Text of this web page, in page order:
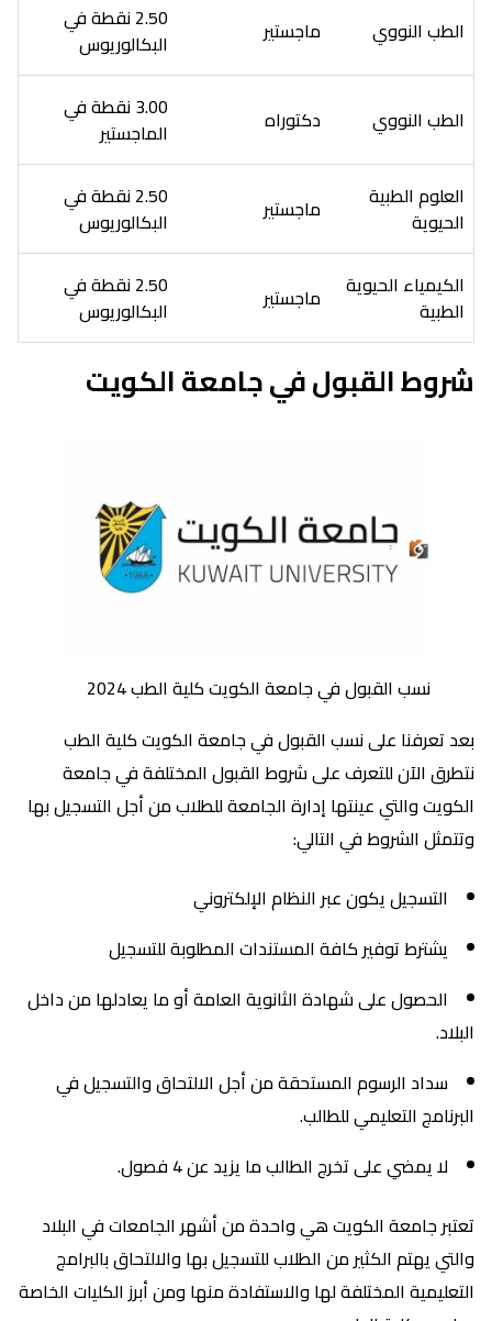
الطب النووي ماجستير
2.50 نقطة في
البكالوريوس
الطب النووي دكتوراه
3.00 نقطة في
الماجستير
العلوم الطبية
الحيوية
ماجستير
2.50 نقطة في
البكالوريوس
الكيمياء الحيوية
الطبية
ماجستير
2.50 نقطة في
البكالوريوس
شروط القبول في جامعة الكويت
نسب القبول في جامعة الكويت كلية الطب 2024
بعد تعرفنا على نسب القبول في جامعة الكويت كلية الطب
نتطرق الآن للتعرف على شروط القبول المختلفة في جامعة
الكويت والتي عينتها إدارة الجامعة للطلاب من أجل التسجيل بها
وتتمثل الشروط في التالي:
التسجيل يكون عبر النظام الإلكتروني
يشترط توفير كافة المستندات المطلوبة للتسجيل
الحصول على شهادة الثانوية العامة أو ما يعادلها من داخل
البلاد.
سداد الرسوم المستحقة من أجل الالتحاق والتسجيل في
البرنامج التعليمي للطالب.
لا يمضي على تخرج الطالب ما يزيد عن 4 فصول.
تعتبر جامعة الكويت هي واحدة من أشهر الجامعات في البلاد
والتي يهتم الكثير من الطلاب للتسجيل بها والالتحاق بالبرامج
التعليمية المختلفة لها والاستفادة منها ومن أبرز الكليات الخاصة